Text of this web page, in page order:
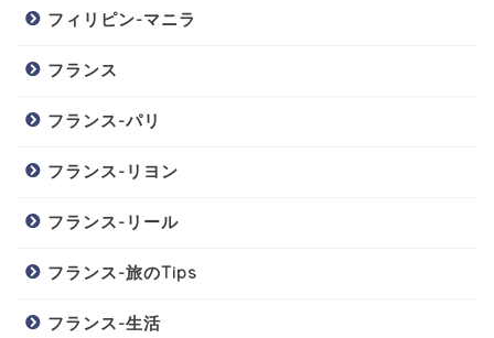
フィリピン-マニラ
フランス
フランス-パリ
フランス-リヨン
フランス-リール
フランス-旅のTips
フランス-生活